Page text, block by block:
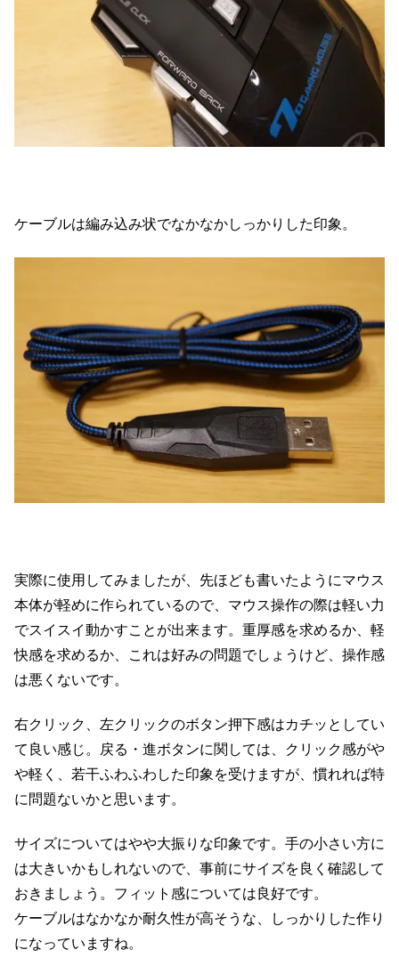
ケーブルは編み込み状でなかなかしっかりした印象。
実際に使用してみましたが、先ほども書いたようにマウス
本体が軽めに作られているので、マウス操作の際は軽い力
でスイスイ動かすことが出来ます。重厚感を求めるか、軽
快感を求めるか、これは好みの問題でしょうけど、操作感
は悪くないです。
右クリック、左クリックのボタン押下感はカチッとしてい
て良い感じ。戻る・進ボタンに関しては、クリック感がや
や軽く、若干ふわふわした印象を受けますが、慣れれば特
に問題ないかと思います。
サイズについてはやや大振りな印象です。手の小さい方に
は大きいかもしれないので、事前にサイズを良く確認して
おきましょう。フィット感については良好です。
ケーブルはなかなか耐久性が高そうな、しっかりした作り
になっていますね。